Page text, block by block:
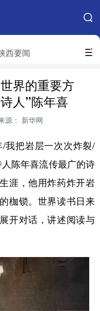
搜索
西要闻
河北 山西
上海
湖北 湖南
海南 重庆
云南 西藏
青海 宁夏
界的重要方
人”陈年喜
源： 新华网
把岩层一次次炸裂/
陈年喜流传最广的诗
涯，他用炸药炸开岩
枷锁。世界读书日来
开对话，讲述阅读与